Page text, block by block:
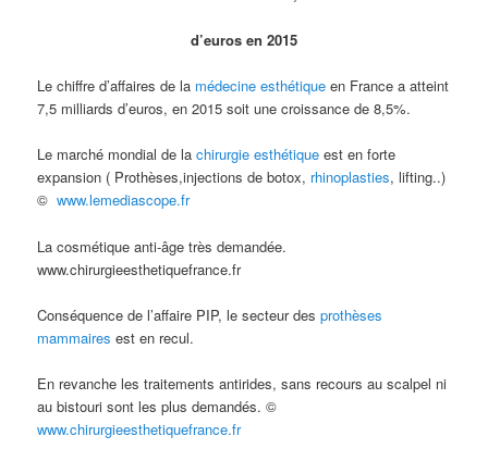
d’euros en 2015
Le chiffre d’affaires de la médecine esthétiqueen France a atteint
7,5 milliards d’euros, en 2015 soit une croissance de 8,5%.
Le marché mondial de lachirurgie esthétique est en forte
expansion ( Prothèses,injections de botox, rhinoplasties, lifting..)
©www.lemediascope.fr
La cosmétique anti-âge très demandée.
www.chirurgieesthetiquefrance.fr
Conséquence de l’affaire PIP, le secteur des prothèses
mammaires est en recul.
En revanche les traitements antirides, sans recours au scalpel ni
au bistouri sont les plus demandés. ©
www.chirurgieesthetiquefrance.fr